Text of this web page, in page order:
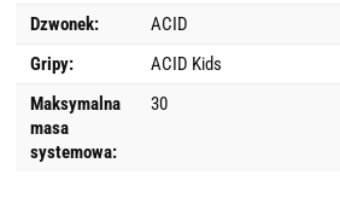
Dzwonek:
ACID
Gripy:
ACID Kids
Maksymalna
masa
systemowa:
30